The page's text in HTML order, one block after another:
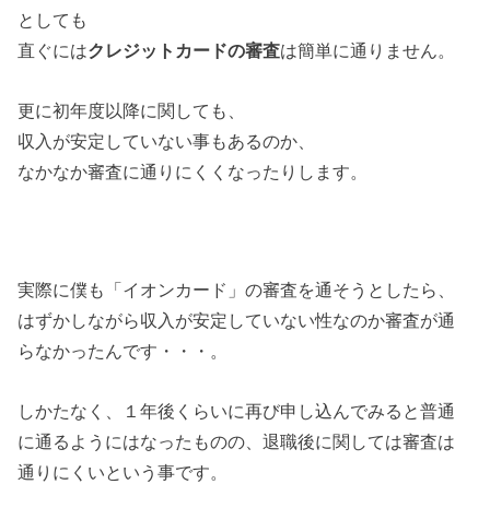
としても
直ぐにはクレジットカードの審査は簡単に通りません。
更に初年度以降に関しても、
収入が安定していない事もあるのか、
なかなか審査に通りにくくなったりします。
実際に僕も「イオンカード」の審査を通そうとしたら、
はずかしながら収入が安定していない性なのか審査が通
らなかったんです・・・。
しかたなく、１年後くらいに再び申し込んでみると普通
に通るようにはなったものの、退職後に関しては審査は
通りにくいという事です。